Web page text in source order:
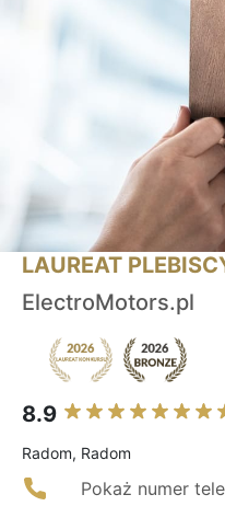
LAUREAT
ElectroMotors.pl
8.9
Radom, Radom
Pokaż numer